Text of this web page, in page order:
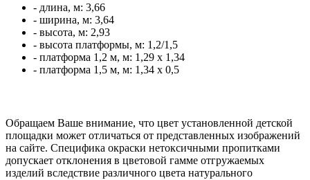
- длина, м: 3,66
- ширина, м: 3,64
- высота, м: 2,93
- высота платформы, м: 1,2/1,5
- платформа 1,2 м, м: 1,29 x 1,34
- платформа 1,5 м, м: 1,34 x 0,5
Обращаем Ваше внимание, что цвет установленной детской
площадки может отличаться от представленных изображений
на сайте. Специфика окраски нетоксичными пропитками
допускает отклонения в цветовой гамме отгружаемых
изделий вследствие различного цвета натурального